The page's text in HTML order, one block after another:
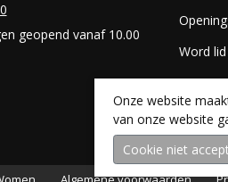
geopend vanaf 10.00
Word lid
Onze website
van onze website